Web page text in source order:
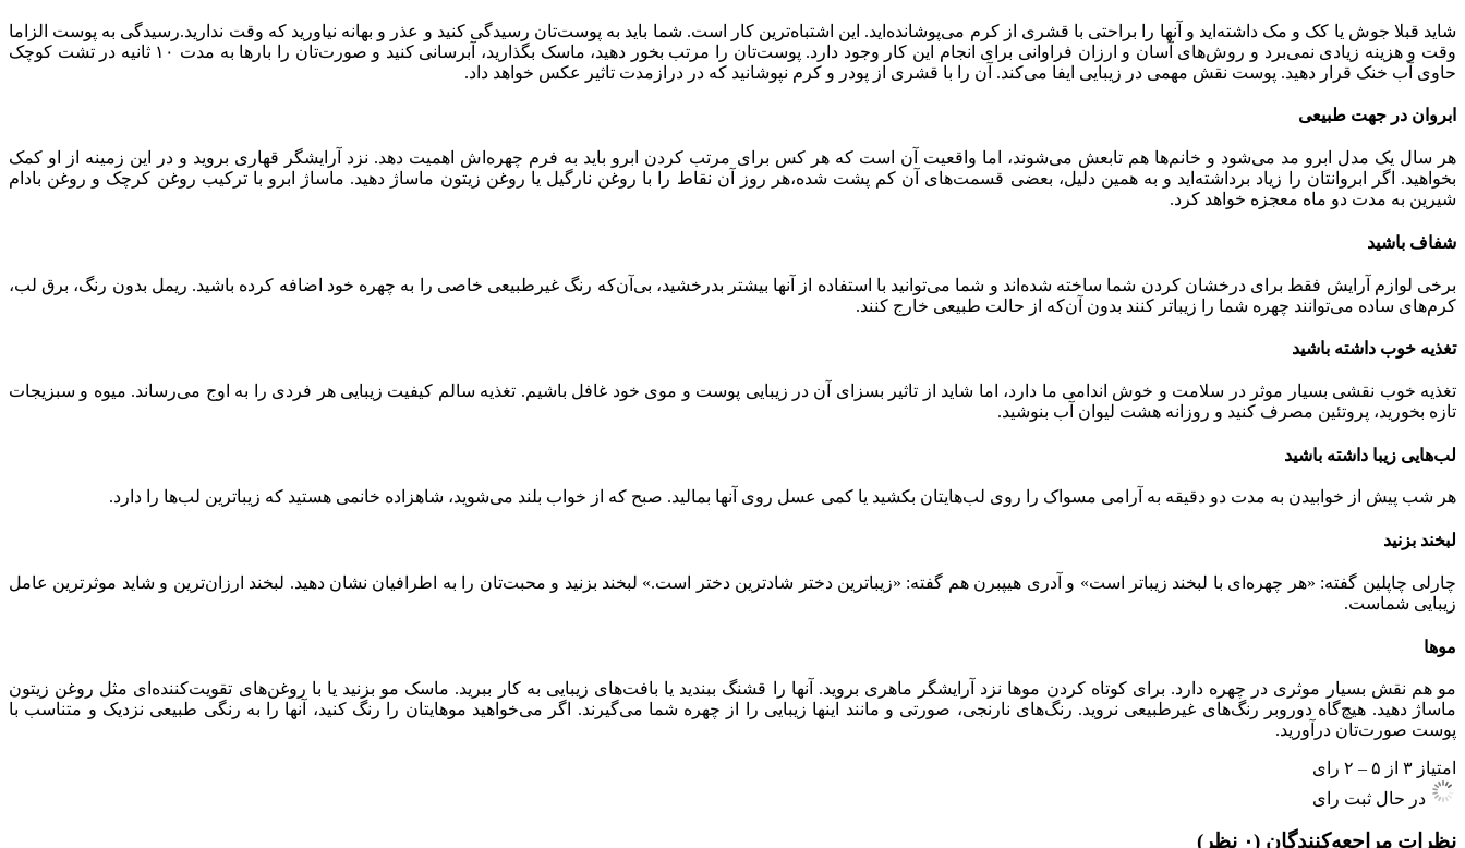
شاید قبلا جوش یا کک و مک داشته‌اید و آنها را براحتی با قشری از کرم می‌پوشانده‌اید. این اشتباه‌ترین کار است. شما باید به پوست‌تان رسیدگی کنید و عذر و بهانه نیاورید که وقت ندارید.رسیدگی به پوست الزاما
وقت و هزینه زیادی نمی‌برد و روش‌های آسان و ارزان فراوانی برای انجام این کار وجود دارد. پوست‌تان را مرتب بخور دهید، ماسک بگذارید، آبرسانی کنید و صورت‌تان را بارها به مدت ۱۰ ثانیه در تشت کوچک
حاوی آب خنک قرار دهید. پوست نقش مهمی در زیبایی ایفا می‌کند. آن را با قشری از پودر و کرم نپوشانید که در درازمدت تاثیر عکس خواهد داد.
ابروان در جهت طبیعی
هر سال یک مدل ابرو مد می‌شود و خانم‌ها هم تابعش می‌شوند، اما واقعیت آن است که هر کس برای مرتب کردن ابرو باید به فرم چهره‌اش اهمیت دهد. نزد آرایشگر قهاری بروید و در این زمینه از او کمک
بخواهید. اگر ابروانتان را زیاد برداشته‌اید و به همین دلیل، بعضی قسمت‌های آن کم پشت شده،هر روز آن نقاط را با روغن نارگیل یا روغن زیتون ماساژ دهید. ماساژ ابرو با ترکیب روغن کرچک و روغن بادام
شیرین به مدت دو ماه معجزه خواهد کرد.
شفاف باشید
برخی لوازم آرایش فقط برای درخشان کردن شما ساخته شده‌اند و شما می‌توانید با استفاده از آنها بیشتر بدرخشید، بی‌آن‌که رنگ غیرطبیعی خاصی را به چهره خود اضافه کرده باشید. ریمل بدون رنگ، برق لب،
کرم‌های ساده می‌توانند چهره شما را زیباتر کنند بدون آن‌که از حالت طبیعی خارج کنند.
تغذیه خوب داشته باشید
تغذیه خوب نقشی بسیار موثر در سلامت و خوش اندامی ما دارد، اما شاید از تاثیر بسزای آن در زیبایی پوست و موی خود غافل باشیم. تغذیه سالم کیفیت زیبایی هر فردی را به اوج می‌رساند. میوه و سبزیجات
تازه بخورید، پروتئین مصرف کنید و روزانه هشت لیوان آب بنوشید.
لب‌هایی زیبا داشته باشید
هر شب پیش از خوابیدن به مدت دو دقیقه به آرامی مسواک را روی لب‌هایتان بکشید یا کمی عسل روی آنها بمالید. صبح که از خواب بلند می‌شوید، شاهزاده خانمی هستید که زیباترین لب‌ها را دارد.
لبخند بزنید
چارلی چاپلین گفته: «هر چهره‌ای با لبخند زیباتر است» و آدری هیپبرن هم گفته: «زیباترین دختر شادترین دختر است.» لبخند بزنید و محبت‌تان را به اطرافیان نشان دهید. لبخند ارزان‌ترین و شاید موثرترین عامل
زیبایی شماست.
موها
مو هم نقش بسیار موثری در چهره دارد. برای کوتاه کردن موها نزد آرایشگر ماهری بروید. آنها را قشنگ ببندید یا بافت‌های زیبایی به کار ببرید. ماسک مو بزنید یا با روغن‌های تقویت‌کننده‌ای مثل روغن زیتون
ماساژ دهید. هیچ‌گاه دورو‌بر رنگ‌های غیرطبیعی نروید. رنگ‌های نارنجی، صورتی و مانند اینها زیبایی را از چهره شما می‌گیرند. اگر می‌خواهید موهایتان را رنگ کنید، آنها را به رنگی طبیعی نزدیک و متناسب با
پوست صورت‌تان درآورید.
امتیاز ۳ از ۵ – ۲ رای
در حال ثبت رای
نظرات مراجعه‌کنندگان (۰ نظر)